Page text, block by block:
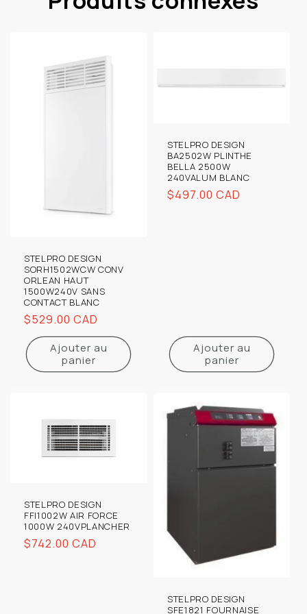
STELPRO DESIGN
SORH1502WCW CONV
ORLEAN HAUT
1500W240V SANS
CONTACT BLANC
Prix
habituel
$529.00 CAD
Ajouter au
panier
STELPRO DESIGN
BA2502W PLINTHE
BELLA 2500W
240VALUM BLANC
Prix
$497.00 CAD
Ajouter au
panier
STELPRO DESIGN
FFI1002W AIR FORCE
1000W 240VPLANCHER
Prix
$742.00 CAD
STELPRO DESIGN
SFE1821 FOURNAISE